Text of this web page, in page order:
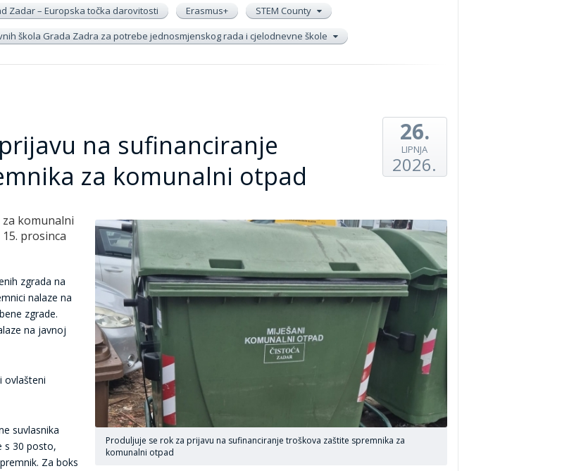
Zadar – Europska točka darovitosti Erasmus+
STEM County
škola Grada Zadra za potrebe jednosmjenskog rada i cjelodnevne škole
na sufinanciranje
za komunalni otpad
26.
LIPNJA
2026.
Produljuje se rok za prijavu na sufinanciranje troškova zaštite spremnika za
komunalni otpad
komunalni
prosinca
zgrada na
nalaze na
zgrade.
na javnoj
ovlašteni
suvlasnika
s 30 posto,
Za boks